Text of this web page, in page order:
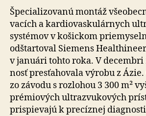
Špecializovanú montáž
va­cích a kar­dio­vas­ku­lár­nych
systémov v ko­šickom
odštartoval Siemens
v ja­nu­ári tohto roka. V
nosť presťa­ho­vala výrobu z
zo závodu s roz­lo­hou 3 300 m²
prémiových ultra­zvu­kových
prispievajú k pre­cíznej